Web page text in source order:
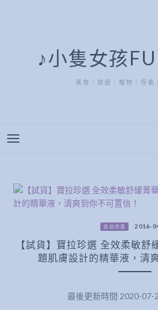
♪小隻女孩
美食｜旅遊｜寵物｜保養
美妝保養 2016-
【試貨】寶拉珍選 全效柔敏舒
題肌膚設計的精華液，清
最後更新時間 2020-07-